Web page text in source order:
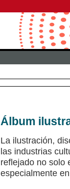
Álbum
La ilustración,
las industrias
reflejado no solo
especialmente